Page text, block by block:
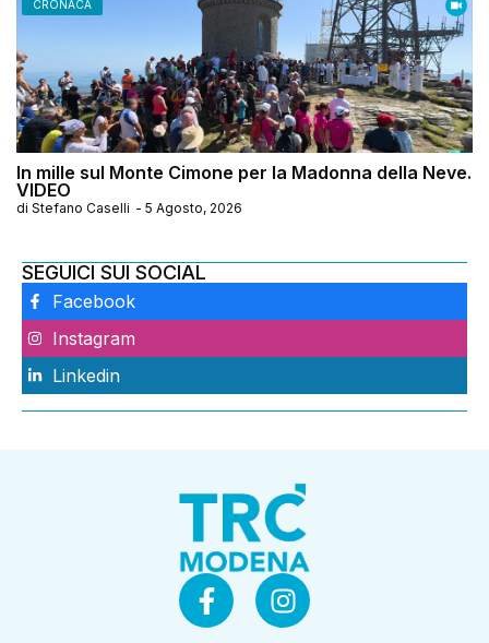
CRONACA
In mille sul Monte Cimone per la Madonna della Neve.
VIDEO
di Stefano Caselli - 5 Agosto, 2026
SEGUICI SUI SOCIAL
Facebook
Instagram
Linkedin